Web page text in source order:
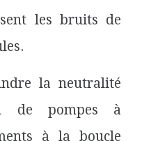
les bruits de
la neutralité
de pompes à
à la boucle